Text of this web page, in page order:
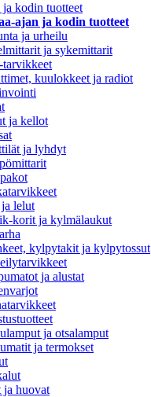
ja kodin tuotteet
ajan ja kodin tuotteet
ja urheilu
ja sykemittarit
kuulokkeet ja radiot
ja kellot
ja lyhdyt
lelut
korit ja kylmälaukut
kylpytakit ja kylpytossut
ja alustat
ja otsalamput
ja termokset
huovat